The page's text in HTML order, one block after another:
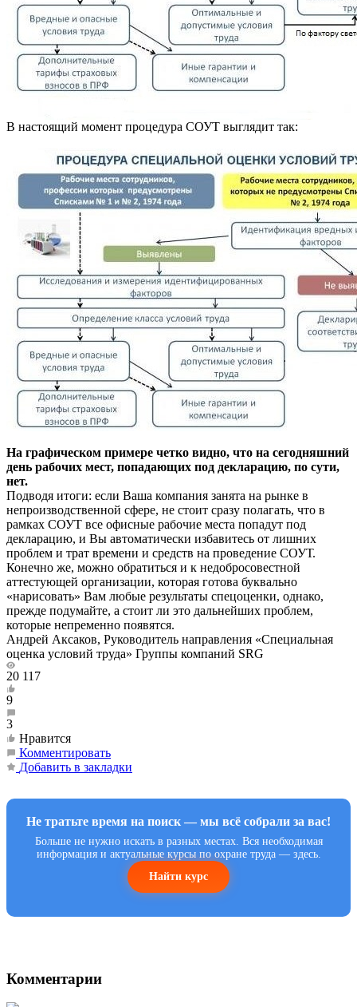
В настоящий момент процедура СОУТ выглядит так:
На графическом примере четко видно, что на сегодняшний
день рабочих мест, попадающих под декларацию, по сути,
нет.
Подводя итоги: если Ваша компания занята на рынке в
непроизводственной сфере, не стоит сразу полагать, что в
рамках СОУТ все офисные рабочие места попадут под
декларацию, и Вы автоматически избавитесь от лишних
проблем и трат времени и средств на проведение СОУТ.
Конечно же, можно обратиться и к недобросовестной
аттестующей организации, которая готова буквально
«нарисовать» Вам любые результаты спецоценки, однако,
прежде подумайте, а стоит ли это дальнейших проблем,
которые непременно появятся.
Андрей Аксаков, Руководитель направления «Специальная
оценка условий труда» Группы компаний SRG
20 117
9
3
Нравится
Комментировать
Добавить в закладки
Не тратьте время на поиск — мы всё собрали за вас!
Больше не нужно искать в разных местах. Вся необходимая
информация и актуальные курсы по охране труда — здесь.
Найти курс
Комментарии